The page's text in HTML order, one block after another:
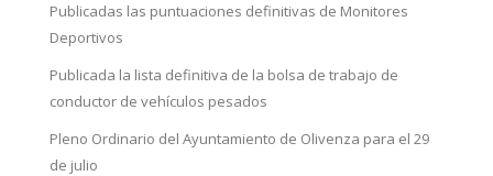
Publicadas las puntuaciones definitivas de Monitores
Deportivos
Publicada la lista definitiva de la bolsa de trabajo de
conductor de vehículos pesados
Pleno Ordinario del Ayuntamiento de Olivenza para el 29
de julio